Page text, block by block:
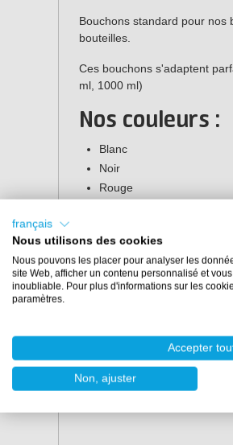
Bouchons standard pour nos
bouteilles.
Ces bouchons s'adaptent
ml, 1000 ml)
Nos couleurs :
Blanc
Noir
Rouge
français
Nous utilisons des cookies
Nous pouvons les placer pour analyser les
site Web, afficher un contenu personnalisé et
inoubliable. Pour plus d'informations sur les
paramètres.
Accepter
Non, ajuster